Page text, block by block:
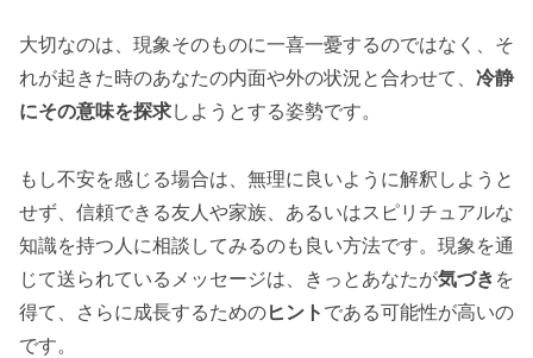
大切なのは、現象そのものに一喜一憂するのではなく、そ
れが起きた時のあなたの内面や外の状況と合わせて、 冷静
にその意味を探求しようとする姿勢です。
もし不安を感じる場合は、無理に良いように解釈しようと
せず、信頼できる友人や家族、あるいはスピリチュアルな
知識を持つ人に相談してみるのも良い方法です。現象を通
じて送られているメッセージは、きっとあなたが気づき を
得て、さらに成長するためのヒント である可能性が高いの
です。